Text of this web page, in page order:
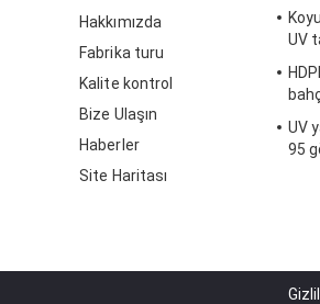
Hakkımızda
Fabrika turu
Kalite kontrol
Bize Ulaşın
Haberler
Site Haritası
UV
UV
95